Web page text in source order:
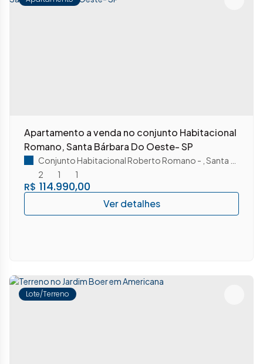
Apartamento a venda no conjunto Habitacional
Romano, Santa Bárbara Do Oeste- SP
R$ 114.990,00
Conjunto Habitacional Roberto Romano
Santa Bárbara D'Oeste
2
1 1
Lote/Terreno